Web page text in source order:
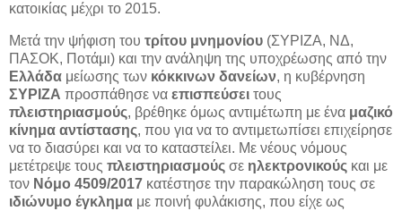
κατοικίας μέχρι το 2015.
Μετά την ψήφιση του τρίτου μνημονίου (ΣΥΡΙΖΑ, ΝΔ,
ΠΑΣΟΚ, Ποτάμι) και την ανάληψη της υποχρέωσης από την
Ελλάδα μείωσης των κόκκινων δανείων, η κυβέρνηση
ΣΥΡΙΖΑ προσπάθησε να επισπεύσει τους
πλειστηριασμούς, βρέθηκε όμως αντιμέτωπη με ένα μαζικό
κίνημα αντίστασης, που για να το αντιμετωπίσει επιχείρησε
να το διασύρει και να το καταστείλει. Με νέους νόμους
μετέτρεψε τους πλειστηριασμούς σε ηλεκτρονικούς και με
τον Νόμο 4509/2017 κατέστησε την παρακώληση τους σε
ιδιώνυμο έγκλημα με ποινή φυλάκισης, που είχε ως